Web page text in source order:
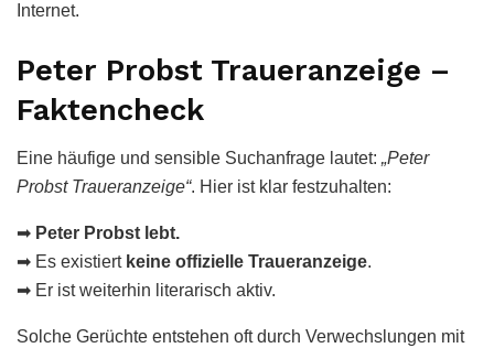
Internet.
Peter Probst Traueranzeige –
Faktencheck
Eine häufige und sensible Suchanfrage lautet: „Peter
Probst Traueranzeige“. Hier ist klar festzuhalten:
➡ Peter Probst lebt.
➡ Es existiert keine offizielle Traueranzeige.
➡ Er ist weiterhin literarisch aktiv.
Solche Gerüchte entstehen oft durch Verwechslungen mit